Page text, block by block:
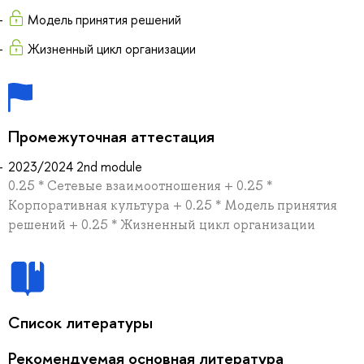
Модель принятия решений
Жизненный цикл организации
Промежуточная аттестация
2023/2024 2nd module
0.25 * Сетевые взаимоотношения + 0.25 *
Корпоративная культура + 0.25 * Модель принятия
решений + 0.25 * Жизненный цикл организации
Список литературы
Рекомендуемая основная литература